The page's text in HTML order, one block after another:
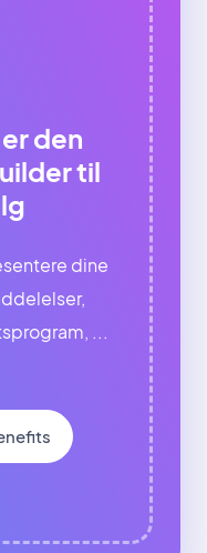
den
til
dine
...